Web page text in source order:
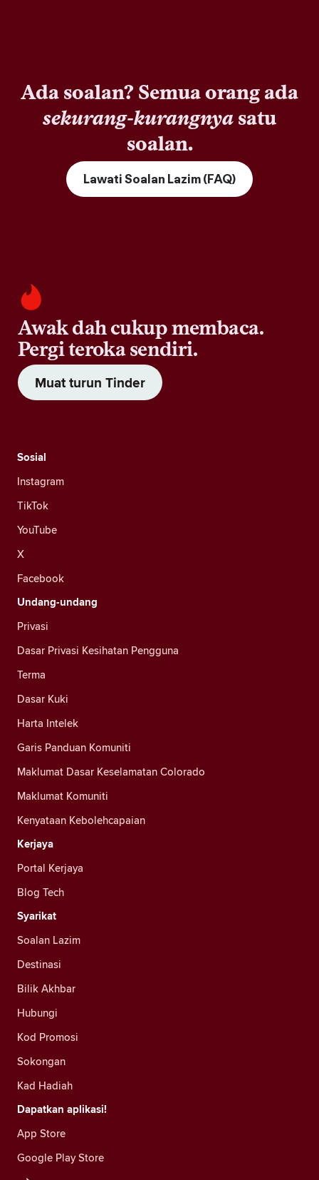
Ada soalan? Semua orang ada
sekurang-kurangnya satu
soalan.
Lawati Soalan Lazim (FAQ)
Awak dah cukup membaca.
Pergi teroka sendiri.
Muat turun Tinder
Sosial
Instagram
TikTok
YouTube
X
Facebook
Undang-undang
Privasi
Dasar Privasi Kesihatan Pengguna
Terma
Dasar Kuki
Harta Intelek
Garis Panduan Komuniti
Maklumat Dasar Keselamatan Colorado
Maklumat Komuniti
Kenyataan Kebolehcapaian
Kerjaya
Portal Kerjaya
Blog Tech
Syarikat
Soalan Lazim
Destinasi
Bilik Akhbar
Hubungi
Kod Promosi
Sokongan
Kad Hadiah
Dapatkan aplikasi!
App Store
Google Play Store